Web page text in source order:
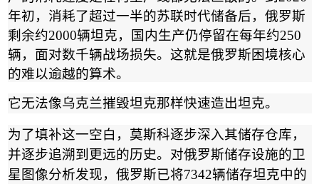
年初，消耗了超过一半的苏联时代储备后，俄罗斯
剩余约2000辆坦克，国内生产仍停留在每年约250
辆，面对数千辆战场损失。这就是俄罗斯困境核心
的难以逾越的算术。
它无法像乌克兰摧毁坦克那样快速造出坦克。
为了填补这一空白，莫斯科逐步深入其储存仓库，
并逐步追溯到更远的历史。对俄罗斯储存设施的卫
星图像分析发现，俄罗斯已将7342辆储存坦克中的